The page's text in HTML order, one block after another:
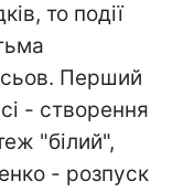
то події
Перший
- створення
"білий",
- розпуск